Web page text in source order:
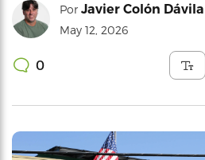
Por Javier Colón Dávila
May 12, 2026
0